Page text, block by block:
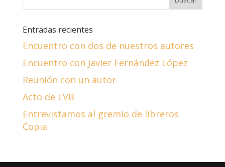
Entradas recientes
Encuentro con dos de nuestros autores
Encuentro con Javier Fernández López
Reunión con un autor
Acto de LVB
Entrevistamos al gremio de libreros
Copia